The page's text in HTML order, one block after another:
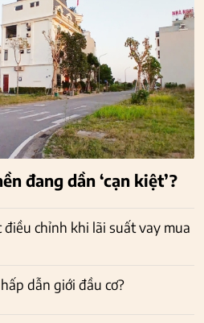
đang dần ‘cạn kiệt’?
chỉnh khi lãi suất vay mua
dẫn giới đầu cơ?